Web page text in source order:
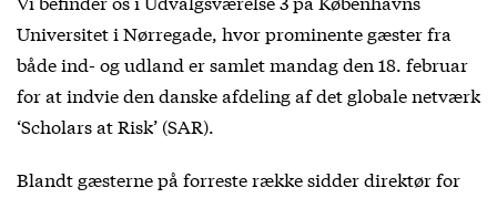
Universitet i Nørregade, hvor prominente gæster fra
både ind- og udland er samlet mandag den 18. februar
for at indvie den danske afdeling af det globale netværk
‘Scholars at Risk’ (SAR).
Blandt gæsterne på forreste række sidder direktør for